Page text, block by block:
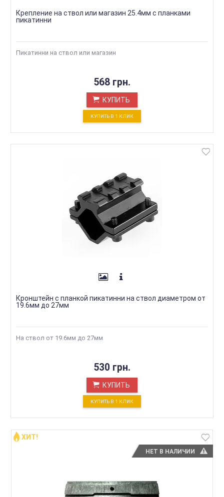
Крепление на ствол или магазин 25.4мм с планками
пикатинни
Пикатинни на ствол или магазин
568 грн.
КУПИТЬ
КУПИТЬ В 1 КЛИК
Кронштейн с планкой пикатинни на ствол диаметром от
19.6мм до 27мм
На ствол от 19.6мм до 27мм
530 грн.
КУПИТЬ
КУПИТЬ В 1 КЛИК
НЕТ В НАЛИЧИИ
ХИТ!